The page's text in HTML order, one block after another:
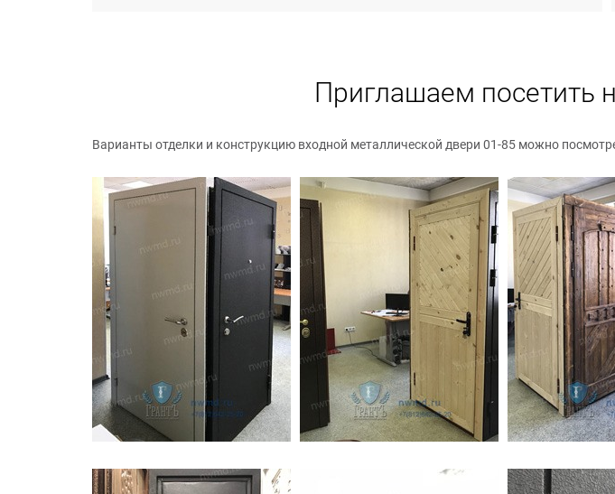
Приглашаем посетить
Варианты отделки и конструкцию входной металлической двери 01-85 можно